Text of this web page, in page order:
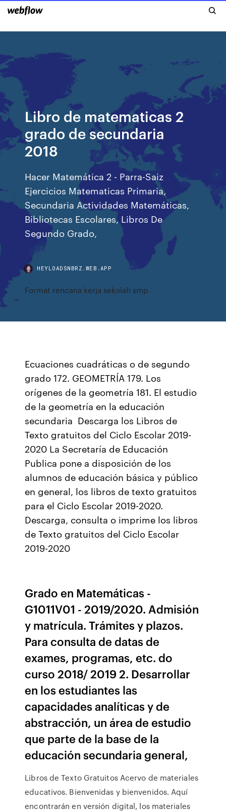
Libro de matematicas 2
grado de secundaria
2018
Hacer Matemática 2 - Parra-Saiz
Ejercicios Matematicas Primaria,
Secundaria Actividades Matemáticas,
Bibliotecas Escolares, Libros De
Segundo Grado,
HEYLOADSNBRZ.WEB.APP
Format rencana kerja sekolah smp
Ecuaciones cuadráticas o de segundo
grado 172. GEOMETRÍA 179. Los
orígenes de la geometría 181. El estudio
de la geometría en la educación
secundaria Descarga los Libros de
Texto gratuitos del Ciclo Escolar 2019-
2020 La Secretaría de Educación
Publica pone a disposición de los
alumnos de educación básica y público
en general, los libros de texto gratuitos
para el Ciclo Escolar 2019-2020.
Descarga, consulta o imprime los libros
de Texto gratuitos del Ciclo Escolar
2019-2020
Grado en Matemáticas -
G1011V01 - 2019/2020. Admisión
y matrícula. Trámites y plazos.
Para consulta de datas de
exames, programas, etc. do
curso 2018/ 2019 2. Desarrollar
en los estudiantes las
capacidades analíticas y de
abstracción, un área de estudio
que parte de la base de la
educación secundaria general,
Libros de Texto Gratuitos Acervo de materiales
educativos. Bienvenidas y bienvenidos. Aquí
encontrarán en versión digital, los materiales